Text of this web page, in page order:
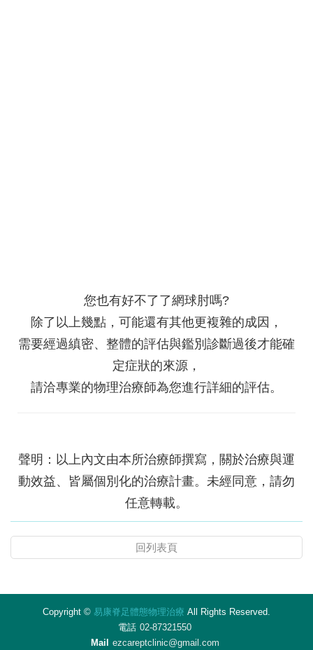
您也有好不了了網球肘嗎?
除了以上幾點，可能還有其他更複雜的成因，
需要經過縝密、整體的評估與鑑別診斷過後才能確
定症狀的來源，
請洽專業的物理治療師為您進行詳細的評估。
聲明：以上內文由本所治療師撰寫，關於治療與運
動效益、皆屬個別化的治療計畫。未經同意，請勿
任意轉載。
回列表頁
Copyright © 易康脊足體態物理治療 All Rights Reserved.
電話 02-87321550
Mail
ezcareptclinic@gmail.com